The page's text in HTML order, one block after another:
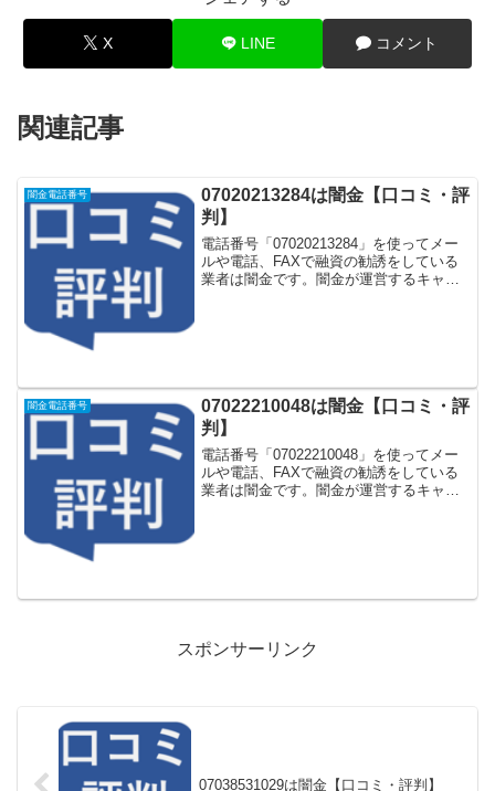
X LINE コメント
関連記事
闇金電話番号
07020213284は闇金【口コミ・評
判】
電話番号「07020213284」を使ってメー
ルや電話、FAXで融資の勧誘をしている
業者は闇金です。闇金が運営するキャッ
闇金電話番号
07022210048は闇金【口コミ・評
判】
電話番号「07022210048」を使ってメー
ルや電話、FAXで融資の勧誘をしている
業者は闇金です。闇金が運営するキャッ
スポンサーリンク
07038531029は闇金【口コミ・評判】